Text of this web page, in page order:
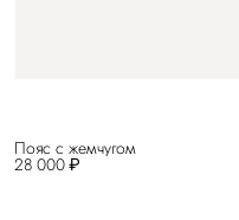
28 000 ₽
Пояс с жемчугом